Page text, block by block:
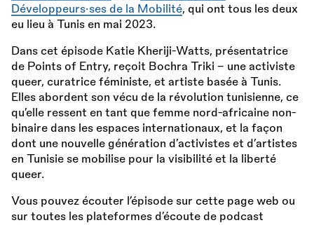
Développeurs·ses de la Mobilité, qui ont tous les deux
eu lieu à Tunis en mai 2023.
Dans cet épisode Katie Kheriji-Watts, présentatrice
de Points of Entry, reçoit Bochra Triki - une activiste
queer, curatrice féministe, et artiste basée à Tunis.
Elles abordent son vécu de la révolution tunisienne, ce
qu’elle ressent en tant que femme nord-africaine non-
binaire dans les espaces internationaux, et la façon
dont une nouvelle génération d’activistes et d’artistes
en Tunisie se mobilise pour la visibilité et la liberté
queer.
Vous pouvez écouter l’épisode sur cette page web ou
sur toutes les plateformes d’écoute de podcast